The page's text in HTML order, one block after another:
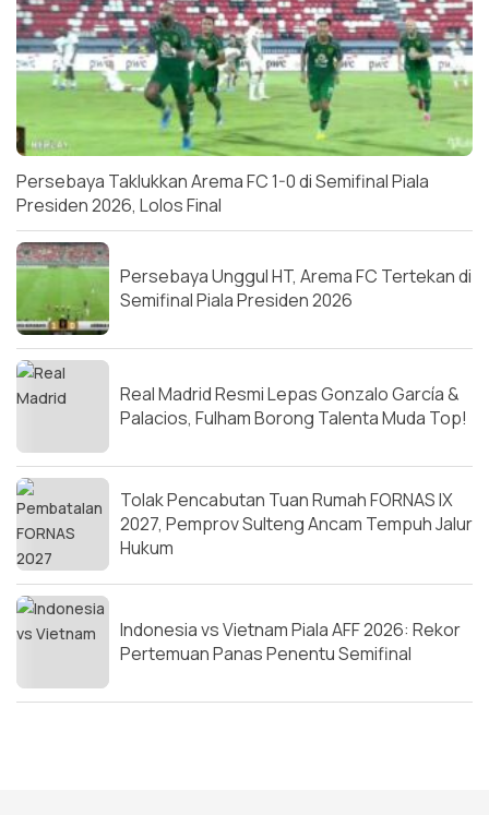
Persebaya Taklukkan Arema FC 1-0 di Semifinal Piala
Presiden 2026, Lolos Final
Persebaya Unggul HT, Arema FC Tertekan di
Semifinal Piala Presiden 2026
Real Madrid Resmi Lepas Gonzalo García &
Palacios, Fulham Borong Talenta Muda Top!
Tolak Pencabutan Tuan Rumah FORNAS IX
2027, Pemprov Sulteng Ancam Tempuh Jalur
Hukum
Indonesia vs Vietnam Piala AFF 2026: Rekor
Pertemuan Panas Penentu Semifinal